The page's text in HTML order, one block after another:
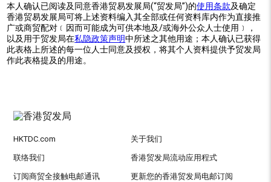
本人确认已阅读及同意香港贸易发展局(“贸发局”)的使用条款及确定
香港贸易发展局可将上述资料编入其全部或任何资料库内作为直接推
广或商贸配对﹝因而可能成为可供本地及/或海外公众人士使用﹞，
以及用于贸发局在私隐政策声明中所述之其他用途；本人确认已获得
此表格上所述的每一位人士同意及授权，将其个人资料提供予贸发局
作此表格提及的用途。
HKTDC.com 关于我们
联络我们 香港贸发局流动应用程式
订阅商贸全接触电邮通讯 更新您的香港贸发局电邮订阅